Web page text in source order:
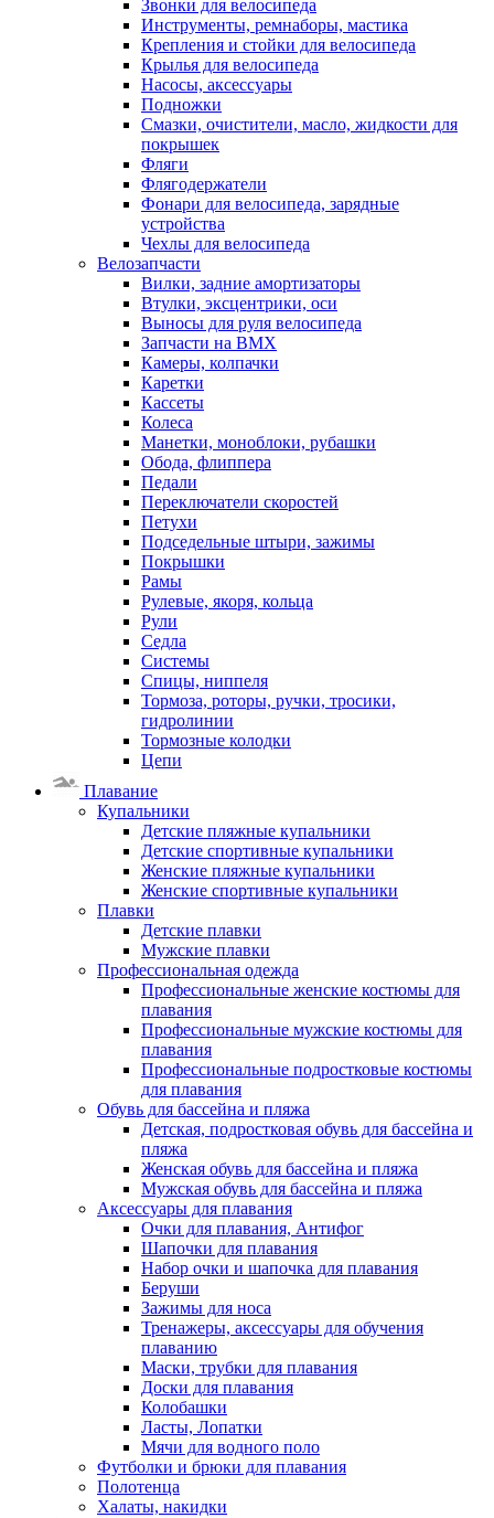
Звонки для велосипеда
Инструменты, ремнаборы, мастика
Крепления и стойки для велосипеда
Крылья для велосипеда
Насосы, аксессуары
Подножки
Смазки, очистители, масло, жидкости для
покрышек
Фляги
Флягодержатели
Фонари для велосипеда, зарядные
устройства
Чехлы для велосипеда
Велозапчасти
Вилки, задние амортизаторы
Втулки, эксцентрики, оси
Выносы для руля велосипеда
Запчасти на BMX
Камеры, колпачки
Каретки
Кассеты
Колеса
Манетки, моноблоки, рубашки
Обода, флиппера
Педали
Переключатели скоростей
Петухи
Подседельные штыри, зажимы
Покрышки
Рамы
Рулевые, якоря, кольца
Рули
Седла
Системы
Спицы, ниппеля
Тормоза, роторы, ручки, тросики,
гидролинии
Тормозные колодки
Цепи
Плавание
Купальники
Детские пляжные купальники
Детские спортивные купальники
Женские пляжные купальники
Женские спортивные купальники
Плавки
Детские плавки
Мужские плавки
Профессиональная одежда
Профессиональные женские костюмы для
плавания
Профессиональные мужские костюмы для
плавания
Профессиональные подростковые костюмы
для плавания
Обувь для бассейна и пляжа
Детская, подростковая обувь для бассейна и
пляжа
Женская обувь для бассейна и пляжа
Мужская обувь для бассейна и пляжа
Аксессуары для плавания
Очки для плавания, Антифог
Шапочки для плавания
Набор очки и шапочка для плавания
Беруши
Зажимы для носа
Тренажеры, аксессуары для обучения
плаванию
Маски, трубки для плавания
Доски для плавания
Колобашки
Ласты, Лопатки
Мячи для водного поло
Футболки и брюки для плавания
Полотенца
Халаты, накидки